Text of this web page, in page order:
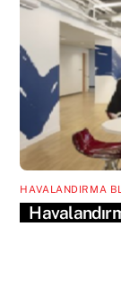
HAVALANDIRMA